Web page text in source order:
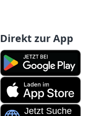
Direkt zur App